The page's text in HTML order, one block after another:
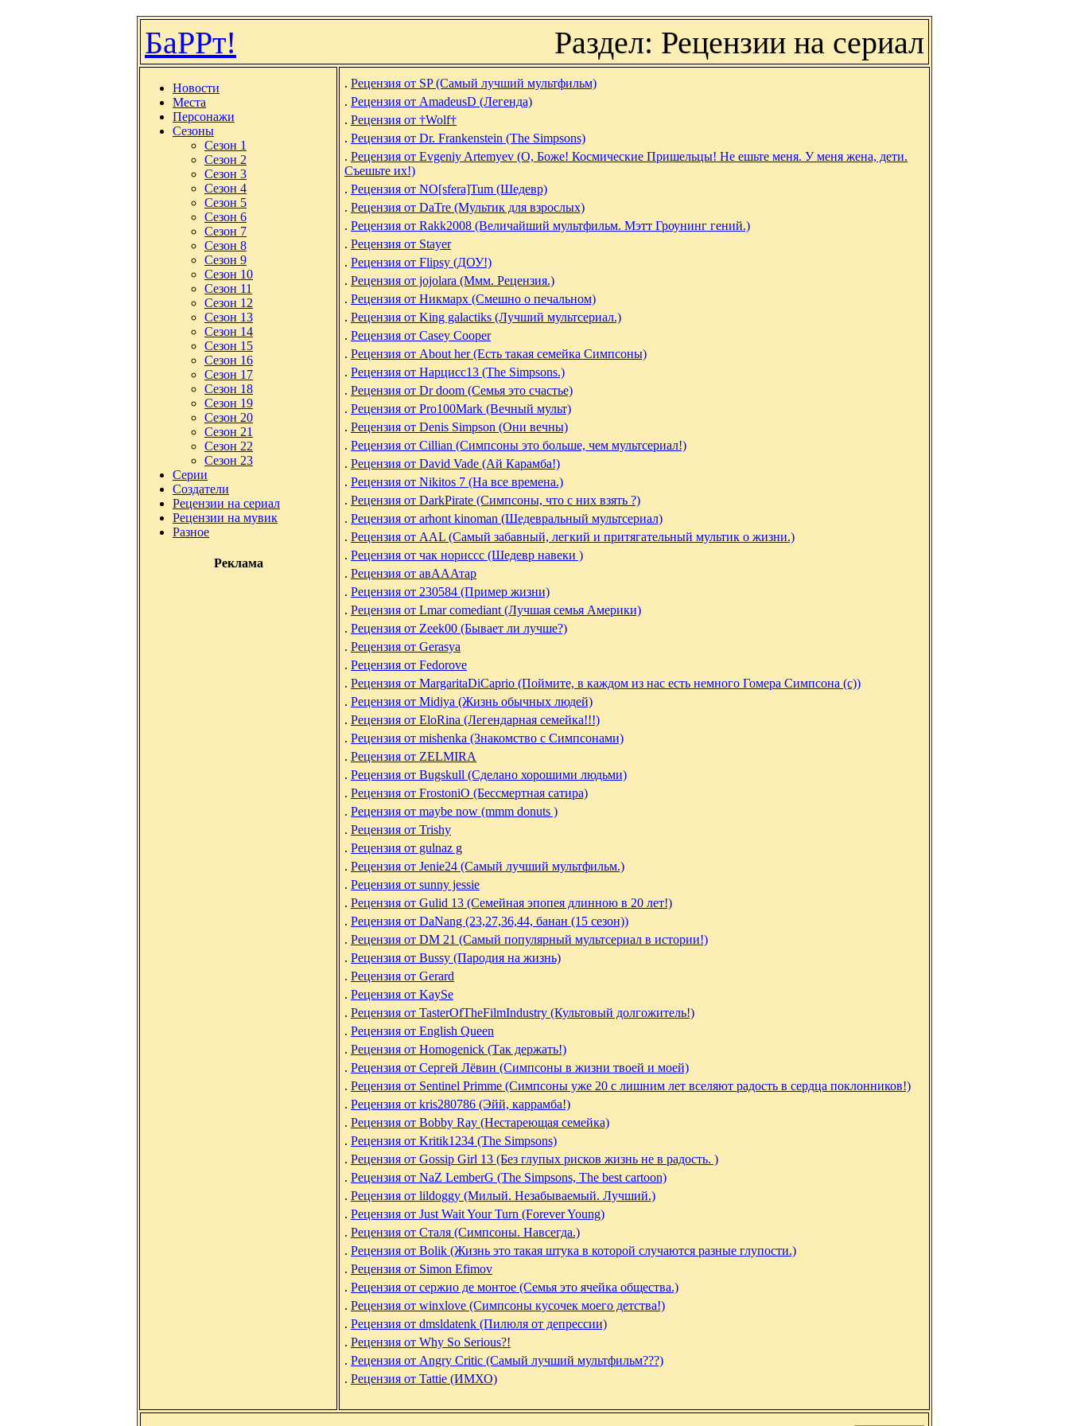
БаРРт! Раздел: Рецензии на сериал
Новости
Места
Персонажи
Сезоны
Сезон 1
Сезон 2
Сезон 3
Сезон 4
Сезон 5
Сезон 6
Сезон 7
Сезон 8
Сезон 9
Сезон 10
Сезон 11
Сезон 12
Сезон 13
Сезон 14
Сезон 15
Сезон 16
Сезон 17
Сезон 18
Сезон 19
Сезон 20
Сезон 21
Сезон 22
Сезон 23
Серии
Создатели
Рецензии на сериал
Рецензии на мувик
Разное
Реклама
. Рецензия от SP (Самый лучший мультфильм)
. Рецензия от AmadeusD (Легенда)
. Рецензия от †Wolf†
. Рецензия от Dr. Frankenstein (The Simpsons)
. Рецензия от Evgeniy Artemyev (О, Боже! Космические Пришельцы! Не ешьте меня. У меня жена, дети.
Съешьте их!)
. Рецензия от NO[sfera]Tum (Шедевр)
. Рецензия от DaTre (Мультик для взрослых)
. Рецензия от Rakk2008 (Величайший мультфильм. Мэтт Гроунинг гений.)
. Рецензия от Stayer
. Рецензия от Flipsy (ДОУ!)
. Рецензия от jojolara (Ммм. Рецензия.)
. Рецензия от Никмарх (Смешно о печальном)
. Рецензия от King galactiks (Лучший мультсериал.)
. Рецензия от Casey Cooper
. Рецензия от About her (Есть такая семейка Симпсоны)
. Рецензия от Нарцисс13 (The Simpsons.)
. Рецензия от Dr doom (Семья это счастье)
. Рецензия от Pro100Mark (Вечный мульт)
. Рецензия от Denis Simpson (Они вечны)
. Рецензия от Cillian (Симпсоны это больше, чем мультсериал!)
. Рецензия от David Vade (Ай Карамба!)
. Рецензия от Nikitos 7 (На все времена.)
. Рецензия от DarkPirate (Симпсоны, что с них взять ?)
. Рецензия от arhont kinoman (Шедевральный мультсериал)
. Рецензия от AAL (Самый забавный, легкий и притягательный мультик о жизни.)
. Рецензия от чак нориссс (Шедевр навеки )
. Рецензия от авАААтар
. Рецензия от 230584 (Пример жизни)
. Рецензия от Lmar comediant (Лучшая семья Америки)
. Рецензия от Zeek00 (Бывает ли лучше?)
. Рецензия от Gerasya
. Рецензия от Fedorove
. Рецензия от MargaritaDiCaprio (Поймите, в каждом из нас есть немного Гомера Симпсона (с))
. Рецензия от Midiya (Жизнь обычных людей)
. Рецензия от EloRina (Легендарная семейка!!!)
. Рецензия от mishenka (Знакомство с Симпсонами)
. Рецензия от ZELMIRA
. Рецензия от Bugskull (Сделано хорошими людьми)
. Рецензия от FrostoniO (Бессмертная сатира)
. Рецензия от maybe now (mmm donuts )
. Рецензия от Trishy
. Рецензия от gulnaz g
. Рецензия от Jenie24 (Самый лучший мультфильм.)
. Рецензия от sunny jessie
. Рецензия от Gulid 13 (Семейная эпопея длинною в 20 лет!)
. Рецензия от DaNang (23,27,36,44, банан (15 сезон))
. Рецензия от DM 21 (Самый популярный мультсериал в истории!)
. Рецензия от Bussy (Пародия на жизнь)
. Рецензия от Gerard
. Рецензия от KaySe
. Рецензия от TasterOfTheFilmIndustry (Культовый долгожитель!)
. Рецензия от English Queen
. Рецензия от Homogenick (Так держать!)
. Рецензия от Сергей Лёвин (Симпсоны в жизни твоей и моей)
. Рецензия от Sentinel Primme (Симпсоны уже 20 с лишним лет вселяют радость в сердца поклонников!)
. Рецензия от kris280786 (Эйй, каррамба!)
. Рецензия от Bobby Ray (Нестареющая семейка)
. Рецензия от Kritik1234 (The Simpsons)
. Рецензия от Gossip Girl 13 (Без глупых рисков жизнь не в радость. )
. Рецензия от NaZ LemberG (The Simpsons, The best cartoon)
. Рецензия от lildoggy (Милый. Незабываемый. Лучший.)
. Рецензия от Just Wait Your Turn (Forever Young)
. Рецензия от Сталя (Симпсоны. Навсегда.)
. Рецензия от Bolik (Жизнь это такая штука в которой случаются разные глупости.)
. Рецензия от Simon Efimov
. Рецензия от сержио де монтое (Семья это ячейка общества.)
. Рецензия от winxlove (Симпсоны кусочек моего детства!)
. Рецензия от dmsldatenk (Пилюля от депрессии)
. Рецензия от Why So Serious?!
. Рецензия от Angry Critic (Самый лучший мультфильм???)
. Рецензия от Tattie (ИМХО)